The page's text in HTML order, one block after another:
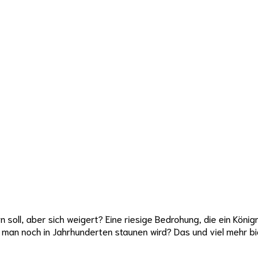
soll, aber sich weigert? Eine riesige Bedrohung, die ein
noch in Jahrhunderten staunen wird? Das und viel mehr